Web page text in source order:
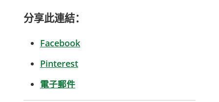
分享此連結：
Facebook
Pinterest
電子郵件